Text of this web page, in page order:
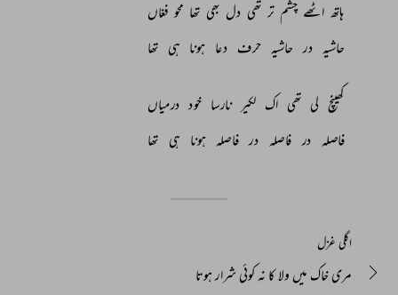
ہاتھ اٹھے چشم تر تھی دل بھی تھا محو فغاں
حاشیہ در حاشیہ حرف دعا ہونا ہی تھا
کھینچ لی تھی اک لکیر نارسا خود درمیاں
فاصلہ در فاصلہ در فاصلہ ہونا ہی تھا
اگلی غزل
مری خاک میں ولا کا نہ کوئی شرار ہوتا